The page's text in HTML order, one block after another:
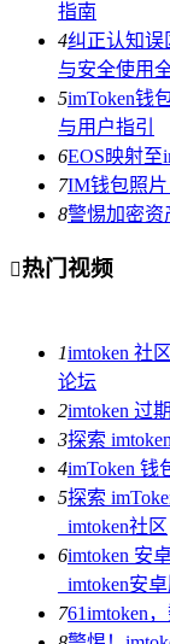
指南
4纠正认知
与安全使用
5imToken钱
与用户指引
6EOS映射至
7IM钱包照
8警惕加密资
热门视频
1imtoken 社
论坛
2imtoken 过
3探索
4imToken 钱
5探索
_imtoken社区
6imtoken 安
_imtoken安
761imtoken